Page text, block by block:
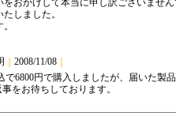
おかけして本当に申し訳ございません
しました。
2008/11/08
6800円で購入しましたが、届いた
をお待ちしております。